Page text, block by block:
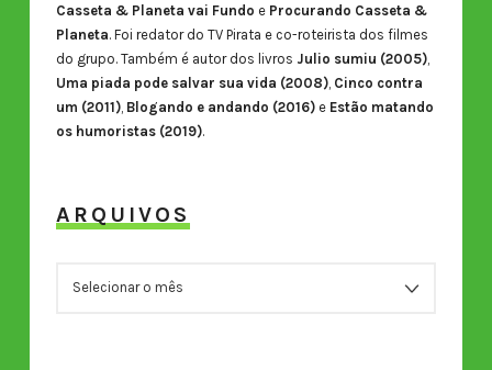
Casseta & Planeta vai Fundo e Procurando Casseta &
Planeta. Foi redator do TV Pirata e co-roteirista dos filmes
do grupo. Também é autor dos livros Julio sumiu (2005),
Uma piada pode salvar sua vida (2008), Cinco contra
um (2011), Blogando e andando (2016)e Estão matando
os humoristas (2019).
ARQUIVOS